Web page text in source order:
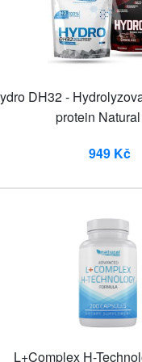
DH32 -
protein
949 Kč
L+Complex H-